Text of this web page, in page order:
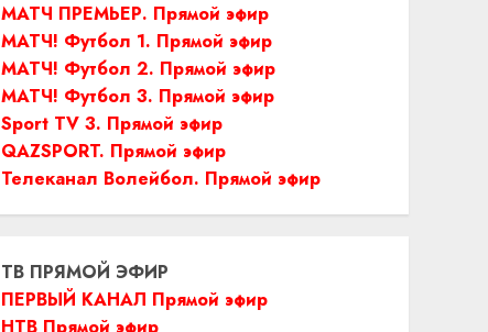
МАТЧ ПРЕМЬЕР. Прямой эфир
МАТЧ! Футбол 1. Прямой эфир
МАТЧ! Футбол 2. Прямой эфир
МАТЧ! Футбол 3. Прямой эфир
Sport TV 3. Прямой эфир
QAZSPORT. Прямой эфир
Телеканал Волейбол. Прямой эфир
ТВ ПРЯМОЙ ЭФИР
ПЕРВЫЙ КАНАЛ Прямой эфир